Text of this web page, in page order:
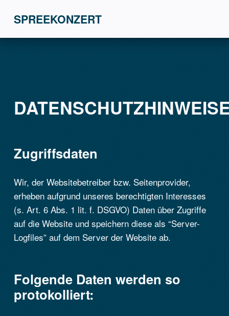
SPREEKONZERT
Zugriffsdaten
Wir, der Websitebetreiber bzw. Seitenprovider,
erheben aufgrund unseres berechtigten Interesses
(s. Art. 6 Abs. 1 lit. f. DSGVO) Daten über Zugriffe
auf die Website und speichern diese als “Server-
Logfiles” auf dem Server der Website ab.
Folgende Daten werden so
protokolliert: